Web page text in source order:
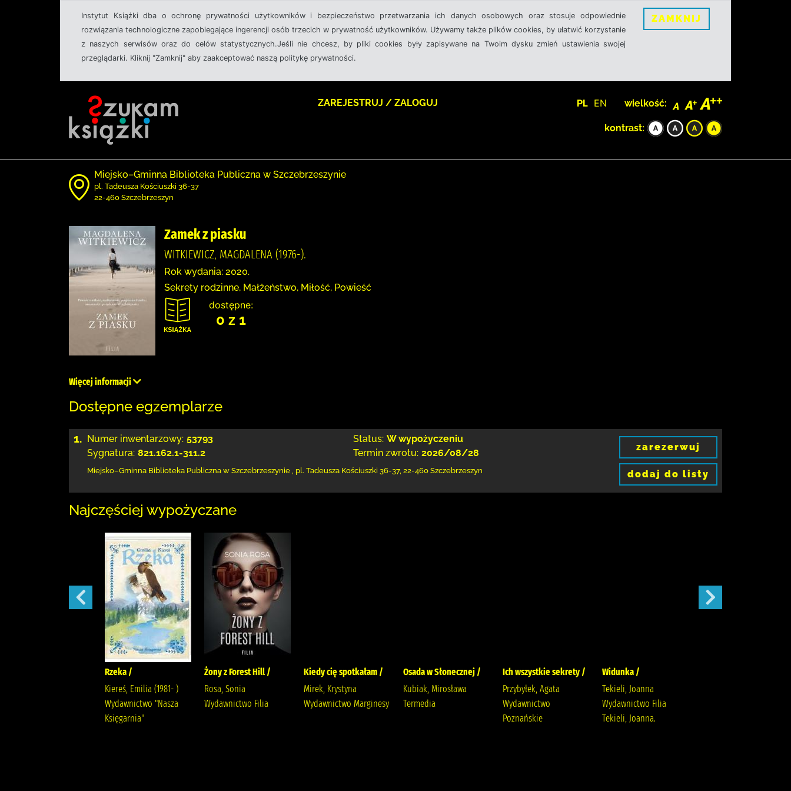
Instytut Książki dba o ochronę prywatności użytkowników i bezpieczeństwo przetwarzania ich danych osobowych oraz stosuje odpowiednie
rozwiązania technologiczne zapobiegające ingerencji osób trzecich w prywatność użytkowników. Używamy także plików cookies, by ułatwić korzystanie
z naszych serwisów oraz do celów statystycznych.Jeśli nie chcesz, by pliki cookies były zapisywane na Twoim dysku zmień ustawienia swojej
przeglądarki. Kliknij "Zamknij" aby zaakceptować naszą politykę prywatności.
ZAMKNIJ
ZAREJESTRUJ / ZALOGUJ PL EN wielkość:
kontrast:
Miejsko–Gminna Biblioteka Publiczna w Szczebrzeszynie
pl. Tadeusza Kościuszki 36-37
22-460 Szczebrzeszyn
Zamek z piasku
WITKIEWICZ, MAGDALENA (1976-).
Rok wydania: 2020.
Sekrety rodzinne, Małżeństwo, Miłość, Powieść
dostępne:
0 z 1
Więcej informacji
Dostępne egzemplarze
1. Numer inwentarzowy: 53793
Sygnatura: 821.162.1-311.2
Status: W wypożyczeniu
Termin zwrotu: 2026/08/28
Miejsko–Gminna Biblioteka Publiczna w Szczebrzeszynie , pl. Tadeusza Kościuszki 36-37, 22-460 Szczebrzeszyn
zarezerwuj
dodaj do listy
Najczęściej wypożyczane
Rzeka /
Kiereś, Emilia (1981- )
Wydawnictwo "Nasza
Księgarnia"
Żony z Forest Hill /
Rosa, Sonia
Wydawnictwo Filia
Kiedy cię spotkałam /
Mirek, Krystyna
Wydawnictwo Marginesy
Osada w Słonecznej /
Kubiak, Mirosława
Termedia
Ich wszystkie sekrety /
Przybyłek, Agata
Wydawnictwo
Poznańskie
Widunka /
Tekieli, Joanna
Wydawnictwo Filia
Tekieli, Joanna.